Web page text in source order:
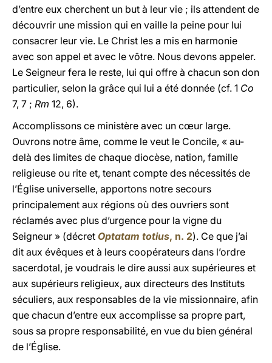
d’entre eux cherchent un but à leur vie ; ils attendent de
découvrir une mission qui en vaille la peine pour lui
consacrer leur vie. Le Christ les a mis en harmonie
avec son appel et avec le vôtre. Nous devons appeler.
Le Seigneur fera le reste, lui qui offre à chacun son don
particulier, selon la grâce qui lui a été donnée (cf. 1 Co
7, 7 ; Rm 12, 6).
Accomplissons ce ministère avec un cœur large.
Ouvrons notre âme, comme le veut le Concile, « au-
delà des limites de chaque diocèse, nation, famille
religieuse ou rite et, tenant compte des nécessités de
l’Église universelle, apportons notre secours
principalement aux régions où des ouvriers sont
réclamés avec plus d’urgence pour la vigne du
Seigneur » (décret Optatam totius, n. 2). Ce que j’ai
dit aux évêques et à leurs coopérateurs dans l’ordre
sacerdotal, je voudrais le dire aussi aux supérieures et
aux supérieurs religieux, aux directeurs des Instituts
séculiers, aux responsables de la vie missionnaire, afin
que chacun d’entre eux accomplisse sa propre part,
sous sa propre responsabilité, en vue du bien général
de l’Église.